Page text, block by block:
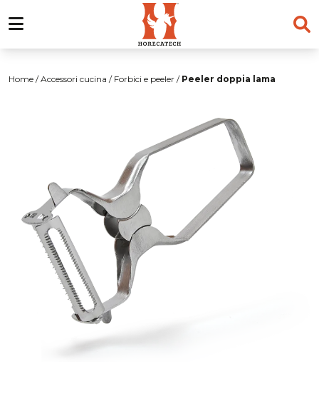
Home /Accessori cucina / Forbici e peeler / Peeler doppia lama